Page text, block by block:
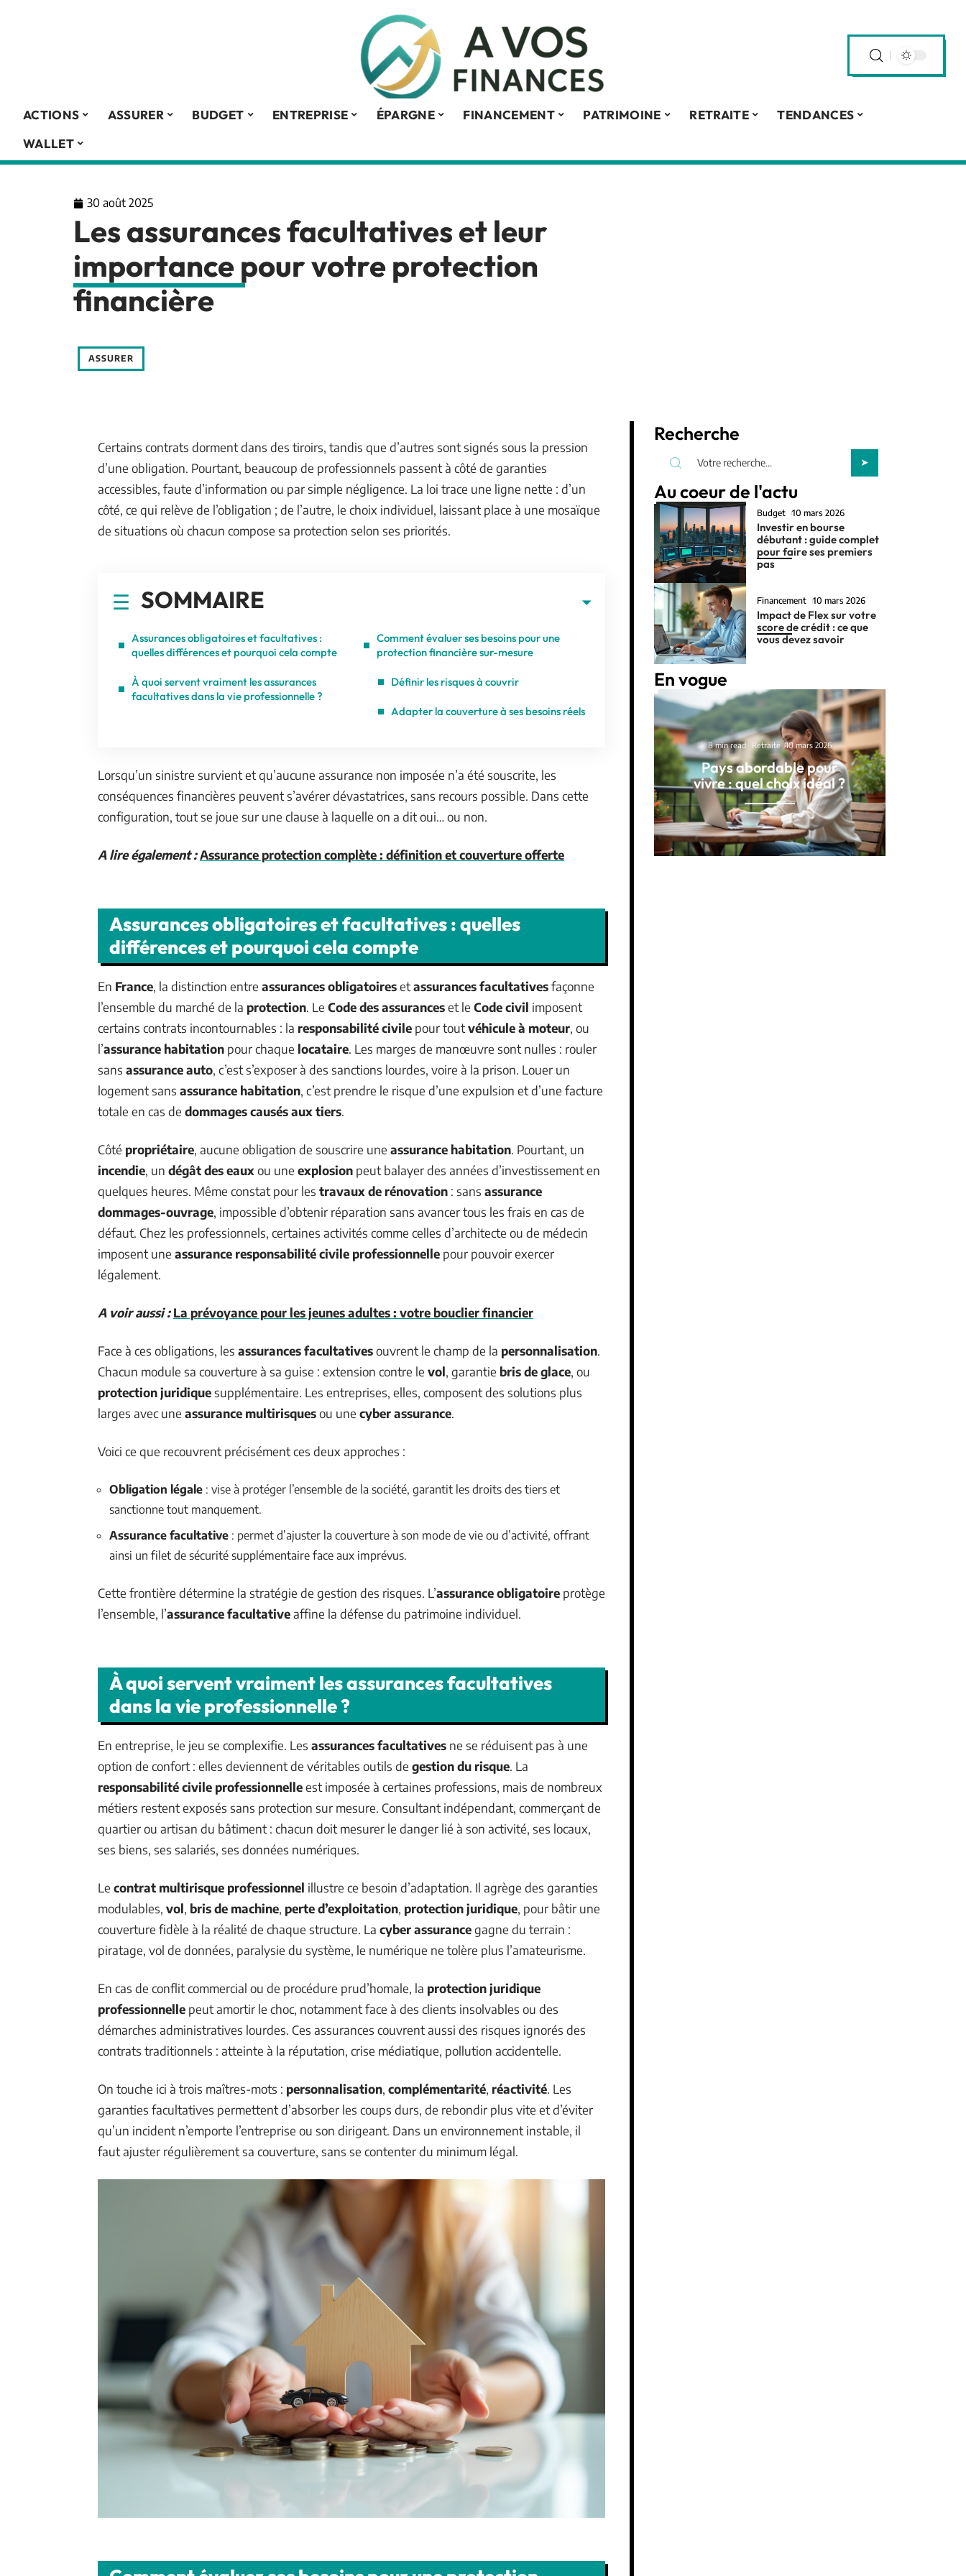
ACTIONS ASSURER BUDGET ENTREPRISE ÉPARGNE FINANCEMENT PATRIMOINE RETRAITE
TENDANCES
WALLET
30 août 2025
Les assurances facultatives et leur
importance pour votre protection
financière
ASSURER
Certains contrats dorment dans des tiroirs, tandis que d’autres sont signés sous la pression
d’une obligation. Pourtant, beaucoup de professionnels passent à côté de garanties
accessibles, faute d’information ou par simple négligence. La loi trace une ligne nette : d’un
côté, ce qui relève de l’obligation ; de l’autre, le choix individuel, laissant place à une mosaïque
de situations où chacun compose sa protection selon ses priorités.
SOMMAIRE
Assurances obligatoires et facultatives :
quelles différences et pourquoi cela compte
À quoi servent vraiment les assurances
facultatives dans la vie professionnelle ?
Comment évaluer ses besoins pour une
protection financière sur-mesure
Définir les risques à couvrir
Adapter la couverture à ses besoins réels
Lorsqu’un sinistre survient et qu’aucune assurance non imposée n’a été souscrite, les
conséquences financières peuvent s’avérer dévastatrices, sans recours possible. Dans cette
configuration, tout se joue sur une clause à laquelle on a dit oui… ou non.
A lire également :Assurance protection complète : définition et couverture offerte
Assurances obligatoires et facultatives : quelles
différences et pourquoi cela compte
En France, la distinction entre assurances obligatoiresetassurances facultativesfaçonne
l’ensemble du marché de la protection. Le Code des assuranceset le Code civil imposent
certains contrats incontournables : la responsabilité civile pour toutvéhicule à moteur, ou
l’assurance habitation pour chaque locataire. Les marges de manœuvre sont nulles : rouler
sans assurance auto, c’est s’exposer à des sanctions lourdes, voire à la prison. Louer un
logement sans assurance habitation, c’est prendre le risque d’une expulsion et d’une facture
totale en cas de dommages causés aux tiers.
Côté propriétaire, aucune obligation de souscrire une assurance habitation. Pourtant, un
incendie, un dégât des eauxou une explosion peut balayer des années d’investissement en
quelques heures. Même constat pour les travaux de rénovation : sans assurance
dommages-ouvrage, impossible d’obtenir réparation sans avancer tous les frais en cas de
défaut. Chez les professionnels, certaines activités comme celles d’architecte ou de médecin
imposent une assurance responsabilité civile professionnelle pour pouvoir exercer
légalement.
A voir aussi : La prévoyance pour les jeunes adultes : votre bouclier financier
Face à ces obligations, les assurances facultativesouvrent le champ de la personnalisation.
Chacun module sa couverture à sa guise : extension contre le vol, garantie bris de glace, ou
protection juridiquesupplémentaire. Les entreprises, elles, composent des solutions plus
larges avec une assurance multirisquesou une cyber assurance.
Voici ce que recouvrent précisément ces deux approches :
Obligation légale : vise à protéger l’ensemble de la société, garantit les droits des tiers et
sanctionne tout manquement.
Assurance facultative : permet d’ajuster la couverture à son mode de vie ou d’activité, offrant
ainsi un filet de sécurité supplémentaire face aux imprévus.
Cette frontière détermine la stratégie de gestion des risques. L’assurance obligatoire protège
l’ensemble, l’assurance facultativeaffine la défense du patrimoine individuel.
À quoi servent vraiment les assurances facultatives
dans la vie professionnelle ?
En entreprise, le jeu se complexifie. Les assurances facultatives ne se réduisent pas à une
option de confort : elles deviennent de véritables outils de gestion du risque. La
responsabilité civile professionnelleest imposée à certaines professions, mais de nombreux
métiers restent exposés sans protection sur mesure. Consultant indépendant, commerçant de
quartier ou artisan du bâtiment : chacun doit mesurer le danger lié à son activité, ses locaux,
ses biens, ses salariés, ses données numériques.
Le contrat multirisque professionnel illustre ce besoin d’adaptation. Il agrège des garanties
modulables, vol, bris de machine, perte d’exploitation, protection juridique, pour bâtir une
couverture fidèle à la réalité de chaque structure. La cyber assurancegagne du terrain :
piratage, vol de données, paralysie du système, le numérique ne tolère plus l’amateurisme.
En cas de conflit commercial ou de procédure prud’homale, la protection juridique
professionnelle peut amortir le choc, notamment face à des clients insolvables ou des
démarches administratives lourdes. Ces assurances couvrent aussi des risques ignorés des
contrats traditionnels : atteinte à la réputation, crise médiatique, pollution accidentelle.
On touche ici à trois maîtres-mots : personnalisation, complémentarité, réactivité. Les
garanties facultatives permettent d’absorber les coups durs, de rebondir plus vite et d’éviter
qu’un incident n’emporte l’entreprise ou son dirigeant. Dans un environnement instable, il
faut ajuster régulièrement sa couverture, sans se contenter du minimum légal.
Recherche
Au coeur de l'actu
Budget 10 mars 2026
Investir en bourse
débutant : guide complet
pour faire ses premiers
pas
Financement 10 mars 2026
Impact de Flex sur votre
score de crédit : ce que
vous devez savoir
En vogue
8 min read Retraite 10 mars 2026
Pays abordable pour
vivre : quel choix idéal ?